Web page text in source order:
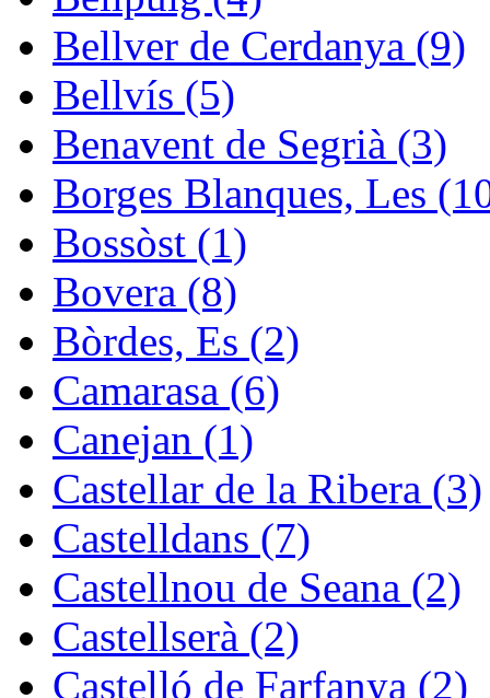
Bellver de Cerdanya (9)
Bellvís (5)
Benavent de Segrià (3)
Borges Blanques, Les
Bossòst (1)
Bovera (8)
Bòrdes, Es (2)
Camarasa (6)
Canejan (1)
Castellar de la Ribera (3)
Castelldans (7)
Castellnou de Seana (2)
Castellserà (2)
Castelló de Farfanya (2)